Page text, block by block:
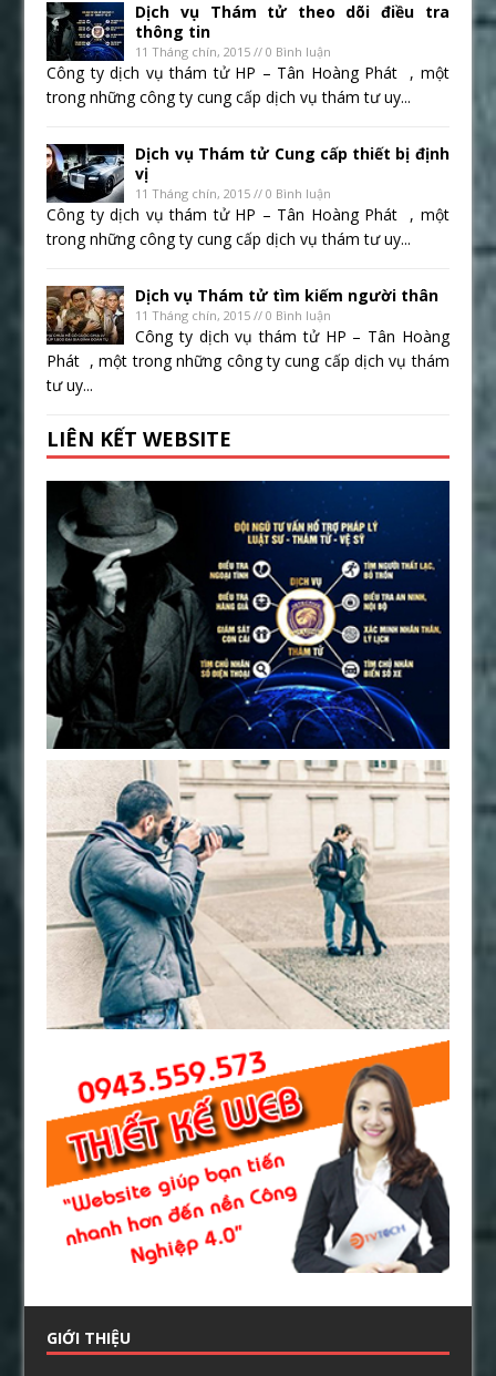
Dịch vụ Thám tử theo dõi điều tra
thông tin
11 Tháng chín, 2015 // 0 Bình luận
Công ty dịch vụ thám tử HP – Tân Hoàng Phát , một
trong những công ty cung cấp dịch vụ thám tư uy...
Dịch vụ Thám tử Cung cấp thiết bị định
vị
11 Tháng chín, 2015 // 0 Bình luận
Công ty dịch vụ thám tử HP – Tân Hoàng Phát , một
trong những công ty cung cấp dịch vụ thám tư uy...
Dịch vụ Thám tử tìm kiếm người thân
11 Tháng chín, 2015 // 0 Bình luận
Công ty dịch vụ thám tử HP – Tân Hoàng
Phát , một trong những công ty cung cấp dịch vụ thám
tư uy...
LIÊN KẾT WEBSITE
GIỚI THIỆU